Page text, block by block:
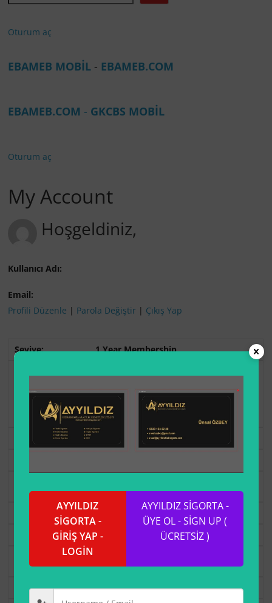
Oturum aç
EBAMEB MOBİL - EBAMEB.COM
EBAMEB.COM - GKCBS MOBİL
Oturum aç
My Account
Hoşgeldiniz,
Kullanıcı Adı:
Email:
Profili Düzenle | Parola Değiştir | Çıkış Yap
1 Year Membership
Üyelik 1 Yıl'den
sonra sona erer.
Free
AYYILDIZ
SİGORTA -
GİRİŞ YAP -
LOGİN
AYYILDIZ SİGORTA -
ÜYE OL - SİGN UP (
ÜCRETSİZ )